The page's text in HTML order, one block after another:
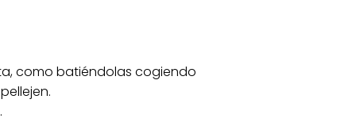
como batiéndolas cogiendo